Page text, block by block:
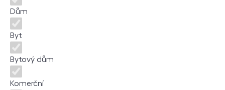
Dům
Byt
Bytový dům
Komerční